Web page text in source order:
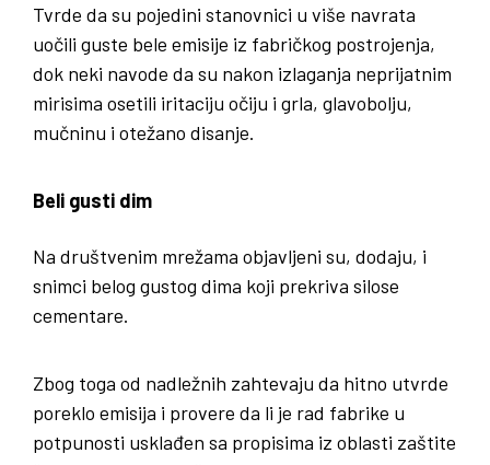
Tvrde da su pojedini stanovnici u više navrata
uočili guste bele emisije iz fabričkog postrojenja,
dok neki navode da su nakon izlaganja neprijatnim
mirisima osetili iritaciju očiju i grla, glavobolju,
mučninu i otežano disanje.
Beli gusti dim
Na društvenim mrežama objavljeni su, dodaju, i
snimci belog gustog dima koji prekriva silose
cementare.
Zbog toga od nadležnih zahtevaju da hitno utvrde
poreklo emisija i provere da li je rad fabrike u
potpunosti usklađen sa propisima iz oblasti zaštite